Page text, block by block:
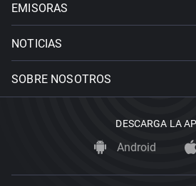
EMISORAS
NOTICIAS
SOBRE NOSOTROS
DESCARGA LA
Android